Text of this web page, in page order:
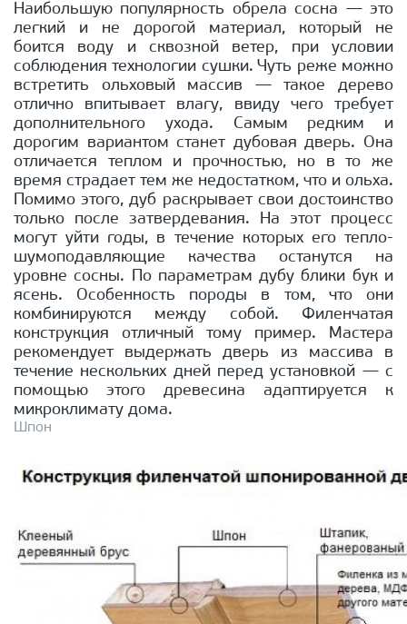
Наибольшую популярность обрела сосна — это
легкий и не дорогой материал, который не
боится воду и сквозной ветер, при условии
соблюдения технологии сушки. Чуть реже можно
встретить ольховый массив — такое дерево
отлично впитывает влагу, ввиду чего требует
дополнительного ухода. Самым редким и
дорогим вариантом станет дубовая дверь. Она
отличается теплом и прочностью, но в то же
время страдает тем же недостатком, что и ольха.
Помимо этого, дуб раскрывает свои достоинство
только после затвердевания. На этот процесс
могут уйти годы, в течение которых его тепло-
шумоподавляющие качества останутся на
уровне сосны. По параметрам дубу блики бук и
ясень. Особенность породы в том, что они
комбинируются между собой. Филенчатая
конструкция отличный тому пример. Мастера
рекомендует выдержать дверь из массива в
течение нескольких дней перед установкой — с
помощью этого древесина адаптируется к
микроклимату дома.
Шпон